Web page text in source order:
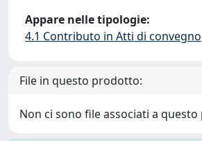
Appare nelle tipologie:
4.1 Contributo in Atti di convegno
File in questo prodotto:
Non ci sono file associati a